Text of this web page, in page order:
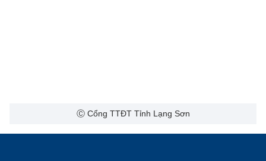
Ⓒ Cổng TTĐT Tỉnh Lạng Sơn